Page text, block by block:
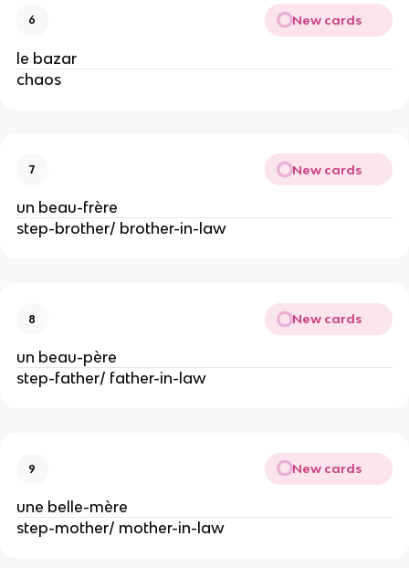
6 New cards
le bazar
chaos
7 New cards
un beau-frère
step-brother/ brother-in-law
8 New cards
un beau-père
step-father/ father-in-law
9 New cards
une belle-mère
step-mother/ mother-in-law